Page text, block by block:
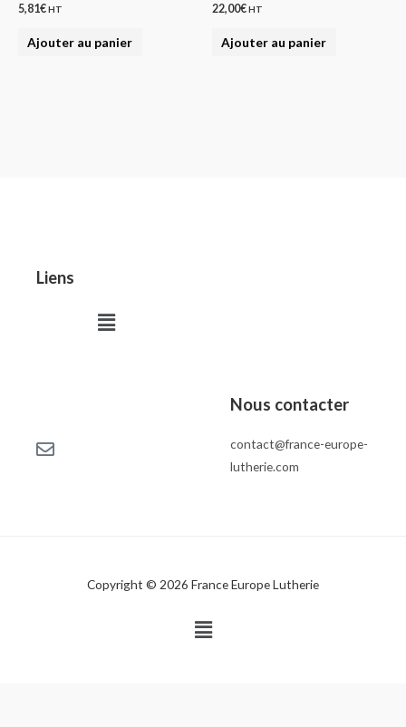
5,81€HT
Ajouter au panier
22,00€HT
Ajouter au panier
Liens
Menu
Nous contacter
contact@france-europe-
lutherie.com
Copyright © 2026 France Europe Lutherie
Menu